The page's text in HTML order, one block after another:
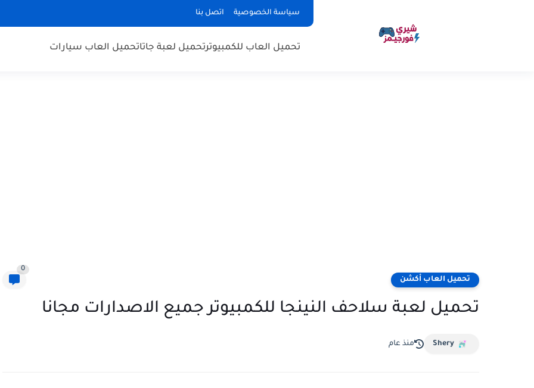
سياسة الخصوصية اتصل بنا
تحميل العاب للكمبيوترتحميل لعبة جاتاتحميل العاب سيارات
تحميل العاب أكشن
0
تحميل لعبة سلاحف النينجا للكمبيوتر جميع الاصدارات مجانا
Shery منذ عام